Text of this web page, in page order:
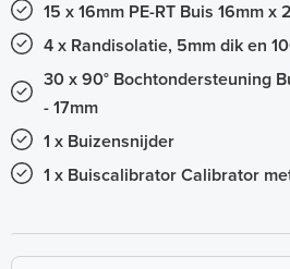
15 x 16mm PE-RT Buis 16mm x
4 x Randisolatie, 5mm dik en
30 x 90° Bochtondersteuning
- 17mm
1 x Buizensnijder
1 x Buiscalibrator Calibrator